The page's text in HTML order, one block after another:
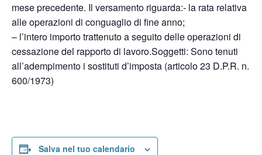
mese precedente. Il versamento riguarda:- la rata relativa
alle operazioni di conguaglio di fine anno;
– l’intero importo trattenuto a seguito delle operazioni di
cessazione del rapporto di lavoro.Soggetti: Sono tenuti
all’adempimento i sostituti d’imposta (articolo 23 D.P.R. n.
600/1973)
Salva nel tuo calendario